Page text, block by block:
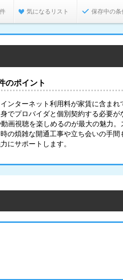
気になるリスト 保存中の条
のポイント
ンターネット利用料が家賃に含まれ
でプロバイダと個別契約する必要が
画視聴を楽しめるのが最大の魅力。
の煩雑な開通工事や立ち会いの手間
にサポートします。